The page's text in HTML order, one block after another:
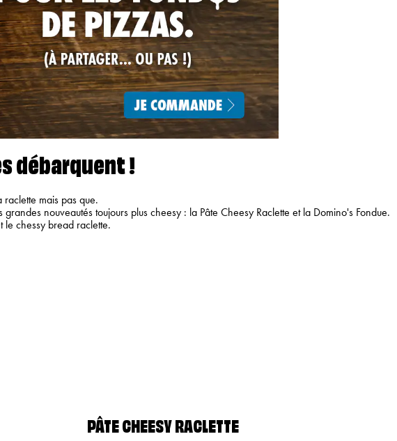
débarquent !
mais pas que.
nouveautés toujours plus cheesy : la Pâte Cheesy Raclette et la Domino's Fondue.
le chessy bread raclette.
PÂTE CHEESY RACLETTE